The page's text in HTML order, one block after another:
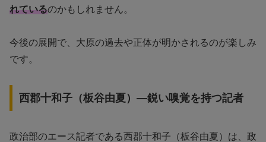
れているのかもしれません。
今後の展開で、大原の過去や正体が明かされるのが楽しみ
です。
西郡十和子（板谷由夏）—鋭い嗅覚を持つ記者
政治部のエース記者である西郡十和子（板谷由夏）は、政